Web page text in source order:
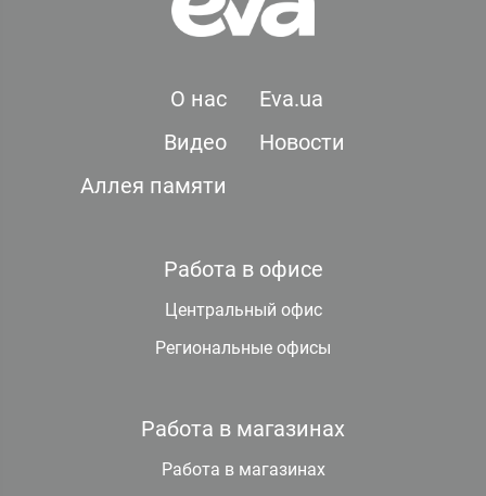
О нас
Eva.ua
Видео
Новости
Аллея памяти
Работа в офисе
Центральный офис
Региональные офисы
Работа в магазинах
Работа в магазинах